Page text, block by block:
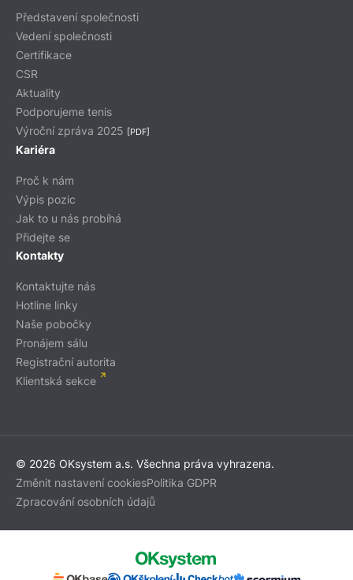
Představení společnosti
Vedení společnosti
Certifikace
CSR
Aktuality
Podporujeme tenis
Výroční zpráva 2025 [PDF]
Kariéra
Proč k nám
Výpis pozic
Jak to u nás probíhá
Přidejte se
Kontakty
Kontaktujte nás
Hotline linky
Naše pobočky
Pronájem sálu
Registrační autorita
Klientská sekce
© 2026 OKsystem a.s. Všechna práva vyhrazena.
Změnit nastavení cookiesPolitika GDPR
Zpracování osobních údajů